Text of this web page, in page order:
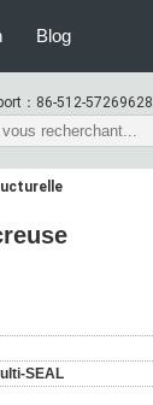
Blog
： 86-512-57269628
SEAL